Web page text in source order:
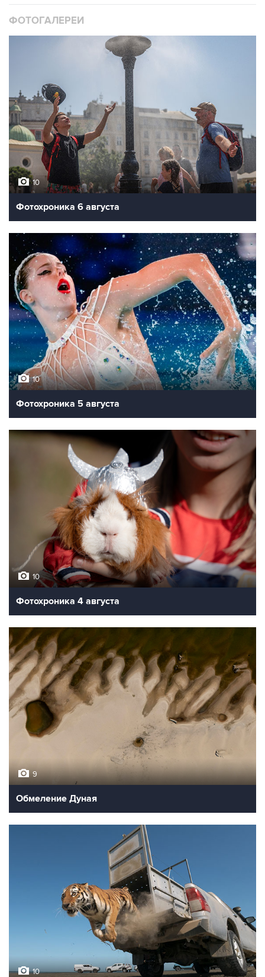
ФОТОГАЛЕРЕИ
10
Фотохроника 6 августа
10
Фотохроника 5 августа
10
Фотохроника 4 августа
9
Обмеление Дуная
10